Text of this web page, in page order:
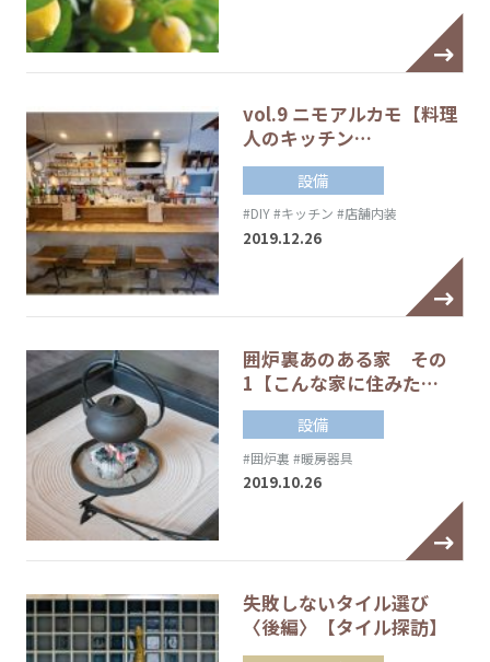
vol.9 ニモアルカモ【料理
人のキッチン…
設備
#DIY#キッチン #店舗内装
2019.12.26
囲炉裏あのある家 その
1【こんな家に住みた…
設備
#囲炉裏 #暖房器具
2019.10.26
失敗しないタイル選び
〈後編〉【タイル探訪】